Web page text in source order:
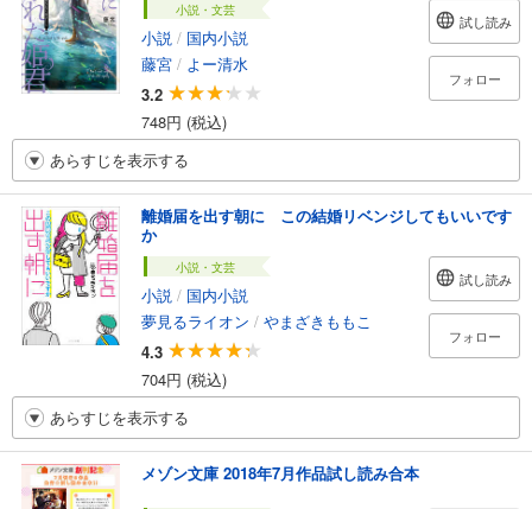
小説・文芸
小説 / 国内小説
藤宮 / よー清水
3.2
748円 (税込)
試し読み
フォロー
あらすじを表示する
離婚届を出す朝に この結婚リベンジしてもいいです
か
小説・文芸
小説 / 国内小説
夢見るライオン / やまざきももこ
4.3
704円 (税込)
試し読み
フォロー
あらすじを表示する
メゾン文庫 2018年7月作品試し読み合本